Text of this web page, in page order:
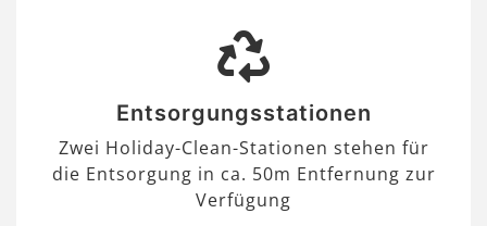
Entsorgungsstationen
Zwei Holiday-Clean-Stationen stehen für
die Entsorgung in ca. 50m Entfernung zur
Verfügung